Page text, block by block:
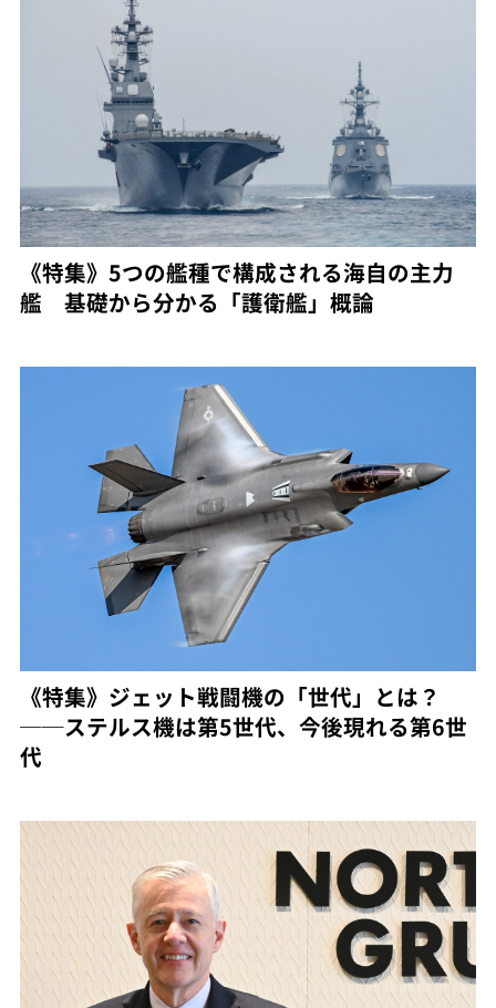
《特集》5つの艦種で構成される海自の主力
艦 基礎から分かる「護衛艦」概論
《特集》ジェット戦闘機の「世代」とは？
──ステルス機は第5世代、今後現れる第6世
代